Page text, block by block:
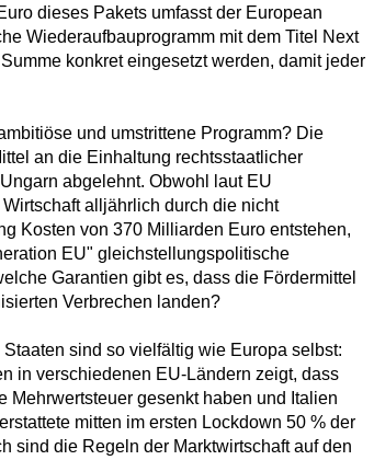
dieses Pakets umfasst der European
Wiederaufbauprogramm mit dem Titel Next
konkret eingesetzt werden, damit jeder
und umstrittene Programm? Die
an die Einhaltung rechtsstaatlicher
abgelehnt. Obwohl laut EU
alljährlich durch die nicht
Kosten von 370 Milliarden Euro entstehen,
EU" gleichstellungspolitische
Garantien gibt es, dass die Fördermittel
Verbrechen landen?
sind so vielfältig wie Europa selbst:
in verschiedenen EU-Ländern zeigt, dass
Mehrwertsteuer gesenkt haben und Italien
mitten im ersten Lockdown 50 % der
sind die Regeln der Marktwirtschaft auf den